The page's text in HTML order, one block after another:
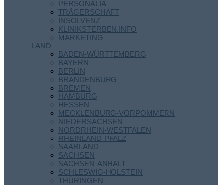
PERSONALIA
TRÄGERSCHAFT
INSOLVENZ
KLINIKSTERBEN.INFO
MARKETING
LAND
BADEN-WÜRTTEMBERG
BAYERN
BERLIN
BRANDENBURG
BREMEN
HAMBURG
HESSEN
MECKLENBURG-VORPOMMERN
NIEDERSACHSEN
NORDRHEIN-WESTFALEN
RHEINLAND-PFALZ
SAARLAND
SACHSEN
SACHSEN-ANHALT
SCHLESWIG-HOLSTEIN
THÜRINGEN